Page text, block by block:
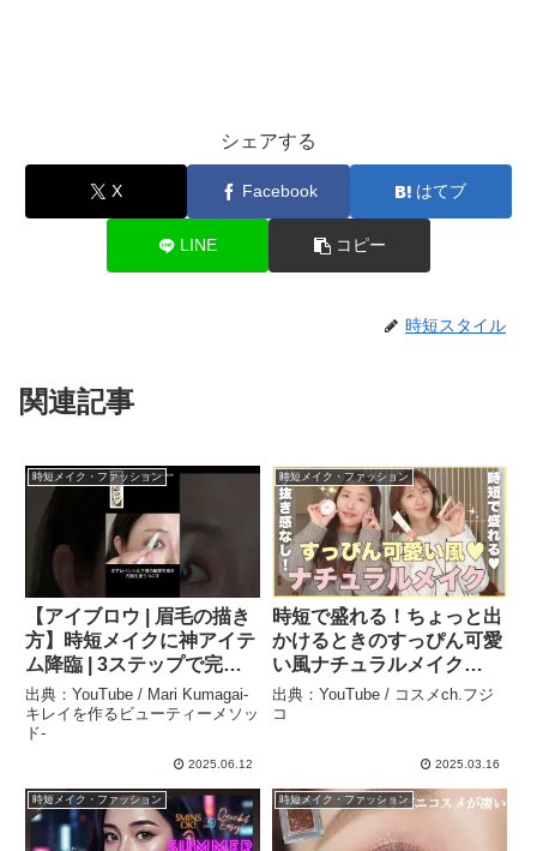
シェアする
X Facebook はてブ
LINE コピー
時短スタイル
関連記事
時短メイク・ファッション
【アイブロウ | 眉毛の描き
方】時短メイクに神アイテ
ム降臨 | 3ステップで完
成！アイブロウメイク術1
分で誰でも簡単褒められ眉
毛を描く【メイク初心者 |
おすすめコスメ | プチプラ
コスメ】 – Mari Kumagai-
キレイを作るビューティー
メソッド-
出典：YouTube / Mari Kumagai-
キレイを作るビューティーメソッ
ド-
2025.06.12
時短メイク・ファッション
時短で盛れる！ちょっと出
かけるときのすっぴん可愛
い風ナチュラルメイク
♡【フジコ】 – コスメch.
フジコ
出典：YouTube / コスメch.フジ
コ
2025.03.16
時短メイク・ファッション 時短メイク・ファッション